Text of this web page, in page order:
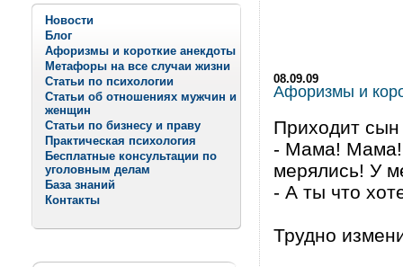
Новости
Блог
Афоризмы и короткие анекдоты
Метафоры на все случаи жизни
Статьи по психологии
Статьи об отношениях мужчин и
женщин
Статьи по бизнесу и праву
Практическая психология
Бесплатные консультации по
уголовным делам
База знаний
Контакты
08.09.09
Афоризмы и
Приходит сын
- Мама! Мама!
мерялись! У
- А ты что
Трудно